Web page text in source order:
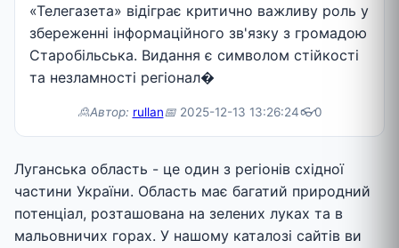
«Телегазета» відіграє критично важливу роль у
збереженні інформаційного зв'язку з громадою
Старобільська. Видання є символом стійкості
та незламності регіонал�
🙎Автор: rullan📅2025-12-13 13:26:24👓0
Луганська область - це один з регіонів східної
частини України. Область має багатий природний
потенціал, розташована на зелених луках та в
мальовничих горах. У нашому каталозі сайтів ви